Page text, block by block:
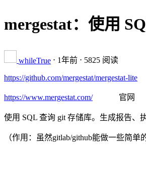
mergestat：使用
whileTrue ⋅ 1年前 ⋅ 5825 阅读
https://github.com/mergestat/mergestat-lite
https://www.mergestat.com/官网
使用 SQL 查询 git 存储库。生成报告、
（作用：虽然gitlab/github能做一些简